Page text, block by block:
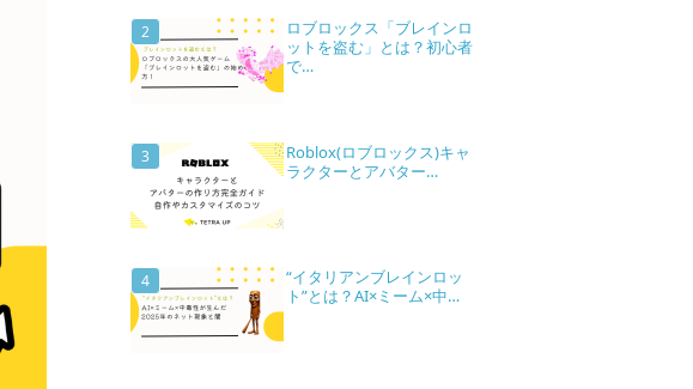
ロブロックス「ブレインロ
ットを盗む」とは？初心者
で…
Roblox(ロブロックス)キャ
ラクターとアバター…
“イタリアンブレインロッ
ト”とは？AI×ミーム×中…